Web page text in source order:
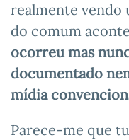
realmente vendo
do comum
ocorreu mas
documentado
mídia
Parece-me que